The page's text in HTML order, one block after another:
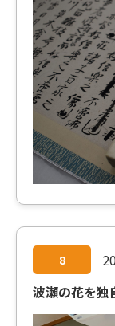
8
波瀬の花を独